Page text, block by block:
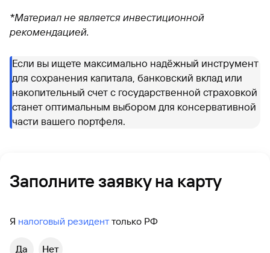
*Материал не является инвестиционной
рекомендацией.
Если вы ищете максимально надёжный инструмент
для сохранения капитала, банковский вклад или
накопительный счет с государственной страховкой
станет оптимальным выбором для консервативной
части вашего портфеля.
Заполните заявку на карту
Я налоговый резиденттолько РФ
Да Нет